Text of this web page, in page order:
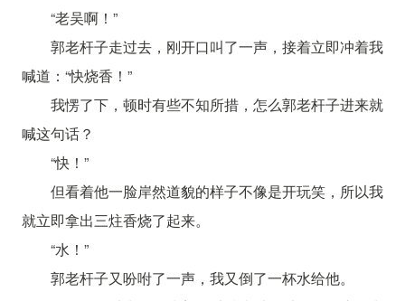
“老吴啊！”
郭老杆子走过去，刚开口叫了一声，接着立即冲着我
喊道：“快烧香！”
我愣了下，顿时有些不知所措，怎么郭老杆子进来就
喊这句话？
“快！”
但看着他一脸岸然道貌的样子不像是开玩笑，所以我
就立即拿出三炷香烧了起来。
“水！”
郭老杆子又吩咐了一声，我又倒了一杯水给他。